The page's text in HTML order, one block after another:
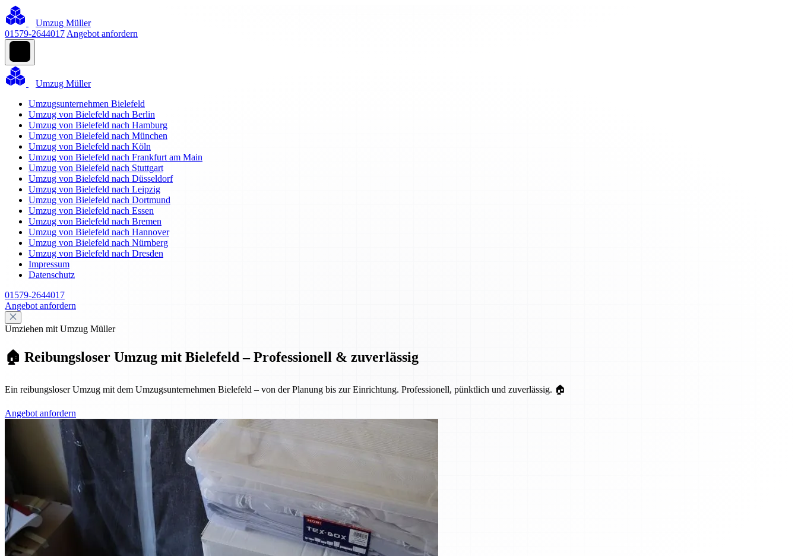
Umzug Müller
01579-2644017 Angebot anfordern
Umzug Müller
Umzugsunternehmen Bielefeld
Umzug von Bielefeld nach Berlin
Umzug von Bielefeld nach Hamburg
Umzug von Bielefeld nach München
Umzug von Bielefeld nach Köln
Umzug von Bielefeld nach Frankfurt am Main
Umzug von Bielefeld nach Stuttgart
Umzug von Bielefeld nach Düsseldorf
Umzug von Bielefeld nach Leipzig
Umzug von Bielefeld nach Dortmund
Umzug von Bielefeld nach Essen
Umzug von Bielefeld nach Bremen
Umzug von Bielefeld nach Hannover
Umzug von Bielefeld nach Nürnberg
Umzug von Bielefeld nach Dresden
Impressum
Datenschutz
01579-2644017
Angebot anfordern
Umziehen mit Umzug Müller
🏠 Reibungsloser Umzug mit Bielefeld – Professionell & zuverlässig
Ein reibungsloser Umzug mit dem Umzugsunternehmen Bielefeld – von der Planung bis zur Einrichtung. Professionell, pünktlich und zuverlässig. 🏠
Angebot anfordern